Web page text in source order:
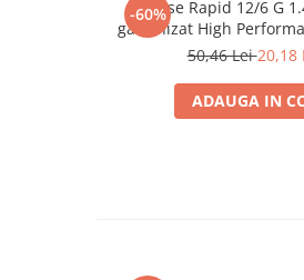
-60%
Capse Rapid 12/6 G
galvanizat High
mobilier, panouri din
50,46 Lei20,18
ADAUGA IN